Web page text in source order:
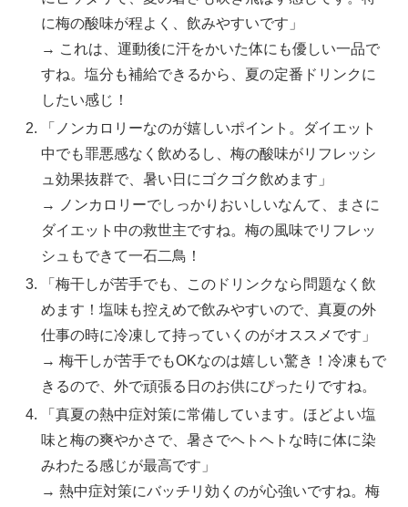
に梅の酸味が程よく、飲みやすいです」
→ これは、運動後に汗をかいた体にも優しい一品で
すね。塩分も補給できるから、夏の定番ドリンクに
したい感じ！
「ノンカロリーなのが嬉しいポイント。ダイエット
中でも罪悪感なく飲めるし、梅の酸味がリフレッシ
ュ効果抜群で、暑い日にゴクゴク飲めます」
→ ノンカロリーでしっかりおいしいなんて、まさに
ダイエット中の救世主ですね。梅の風味でリフレッ
シュもできて一石二鳥！
「梅干しが苦手でも、このドリンクなら問題なく飲
めます！塩味も控えめで飲みやすいので、真夏の外
仕事の時に冷凍して持っていくのがオススメです」
→ 梅干しが苦手でもOKなのは嬉しい驚き！冷凍もで
きるので、外で頑張る日のお供にぴったりですね。
「真夏の熱中症対策に常備しています。ほどよい塩
味と梅の爽やかさで、暑さでヘトヘトな時に体に染
みわたる感じが最高です」
→ 熱中症対策にバッチリ効くのが心強いですね。梅